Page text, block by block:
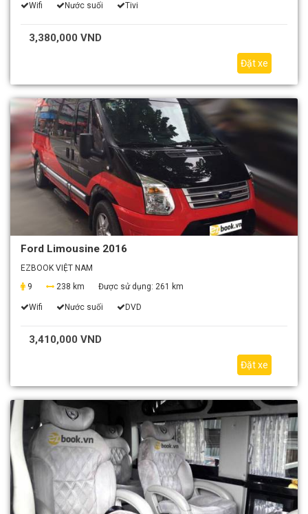
Wifi Nước suối Tivi
3,380,000 VND
Đặt xe
Ford Limousine 2016
EZBOOK VIỆT NAM
9
238 km Được sử dụng: 261 km
Wifi Nước suối DVD
3,410,000 VND
Đặt xe